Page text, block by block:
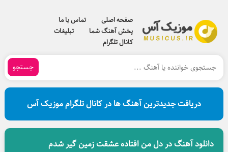
صفحه اصلی
تماس با ما
پخش آهنگ شما
تبلیغات
کانال تلگرام
جستجو
دریافت جدیدترین آهنگ ها در کانال تلگرام موزیک آس
دانلود آهنگ در دل من افتاده عشقت زمین گیر شدم